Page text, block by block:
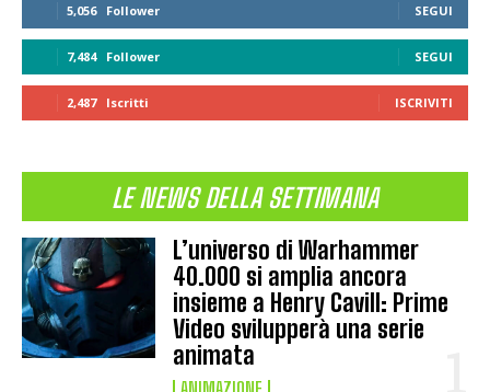
5,056 Follower SEGUI
7,484 Follower SEGUI
2,487 Iscritti ISCRIVITI
LE NEWS DELLA SETTIMANA
L’universo di Warhammer
40.000 si amplia ancora
insieme a Henry Cavill: Prime
Video svilupperà una serie
animata
ANIMAZIONE